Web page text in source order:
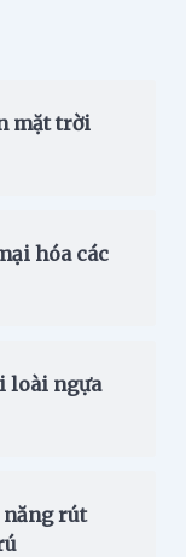
mặt trời
hóa các
loài ngựa
năng rút